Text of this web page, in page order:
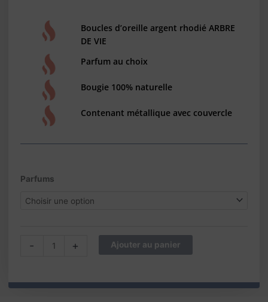
Boucles d’oreille argent rhodié ARBRE
DE VIE
Parfum au choix
Bougie 100% naturelle
Contenant métallique avec couvercle
Parfums
-
quantité
Bougie
argent
+ Ajouter au panier